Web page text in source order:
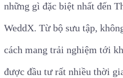
những gì đặc biệt nhất đến
WeddX. Từ bộ sưu tập,
cách mang trải nghiệm tới
được đầu tư rất nhiều thời